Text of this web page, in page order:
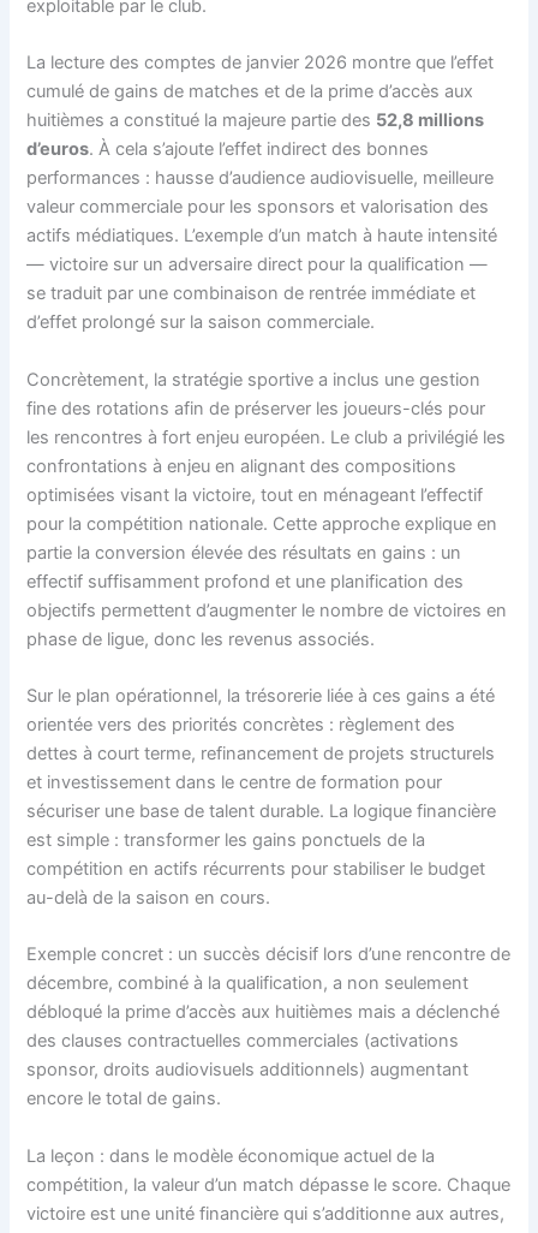
exploitable par le club.
La lecture des comptes de janvier 2026 montre que l’effet
cumulé de gains de matches et de la prime d’accès aux
huitièmes a constitué la majeure partie des 52,8 millions
d’euros. À cela s’ajoute l’effet indirect des bonnes
performances : hausse d’audience audiovisuelle, meilleure
valeur commerciale pour les sponsors et valorisation des
actifs médiatiques. L’exemple d’un match à haute intensité
— victoire sur un adversaire direct pour la qualification —
se traduit par une combinaison de rentrée immédiate et
d’effet prolongé sur la saison commerciale.
Concrètement, la stratégie sportive a inclus une gestion
fine des rotations afin de préserver les joueurs-clés pour
les rencontres à fort enjeu européen. Le club a privilégié les
confrontations à enjeu en alignant des compositions
optimisées visant la victoire, tout en ménageant l’effectif
pour la compétition nationale. Cette approche explique en
partie la conversion élevée des résultats en gains : un
effectif suffisamment profond et une planification des
objectifs permettent d’augmenter le nombre de victoires en
phase de ligue, donc les revenus associés.
Sur le plan opérationnel, la trésorerie liée à ces gains a été
orientée vers des priorités concrètes : règlement des
dettes à court terme, refinancement de projets structurels
et investissement dans le centre de formation pour
sécuriser une base de talent durable. La logique financière
est simple : transformer les gains ponctuels de la
compétition en actifs récurrents pour stabiliser le budget
au-delà de la saison en cours.
Exemple concret : un succès décisif lors d’une rencontre de
décembre, combiné à la qualification, a non seulement
débloqué la prime d’accès aux huitièmes mais a déclenché
des clauses contractuelles commerciales (activations
sponsor, droits audiovisuels additionnels) augmentant
encore le total de gains.
La leçon : dans le modèle économique actuel de la
compétition, la valeur d’un match dépasse le score. Chaque
victoire est une unité financière qui s’additionne aux autres,